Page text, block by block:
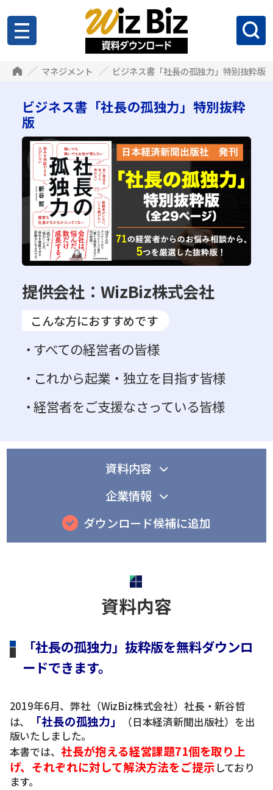
マネジメント ビジネス書「社長の孤独力」特別抜粋版
ビジネス書「社長の孤独力」特別抜粋
版
提供会社：WizBiz株式会社
こんな方におすすめです
すべての経営者の皆様
これから起業・独立を目指す皆様
経営者をご支援なさっている皆様
資料内容
企業情報
ダウンロード候補に追加
資料内容
「社長の孤独力」抜粋版を無料ダウンロ
ードできます。
2019年6月、弊社（WizBiz株式会社）社長・新谷哲
は、
「社長の孤独力」
（日本経済新聞出版社）を出
版いたしました。
本書では、 社長が抱える経営課題71個を取り上
げ、それぞれに対して解決方法をご提示 しており
ます。